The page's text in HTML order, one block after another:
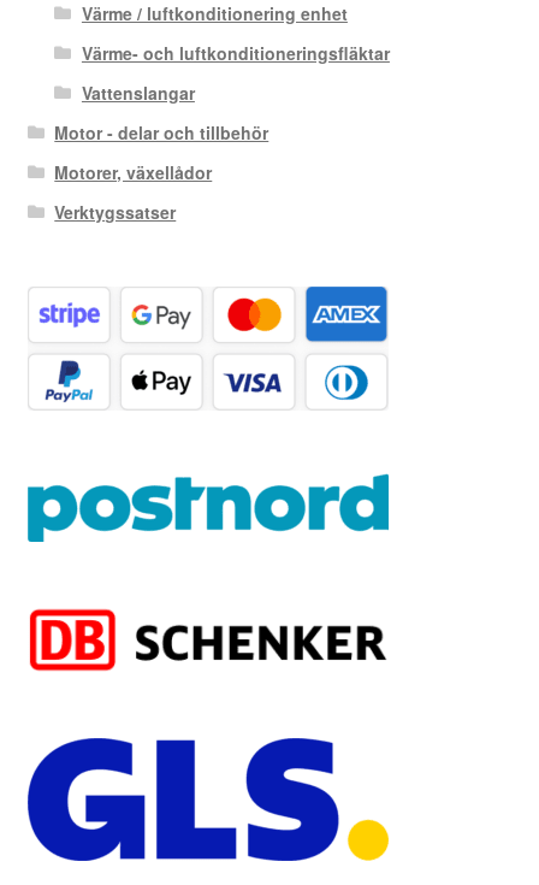
Värme / luftkonditionering enhet
Värme- och luftkonditioneringsfläktar
Vattenslangar
Motor - delar och tillbehör
Motorer, växellådor
Verktygssatser